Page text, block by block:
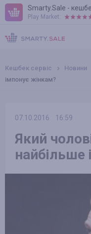
Smarty.Sale -
Play Market:
ПРАВИЛА
ПЛАГІНИ
Кешбек сервіс Новини
імпонує жінкам?
07.10.2016 16:59
Який
найбільше